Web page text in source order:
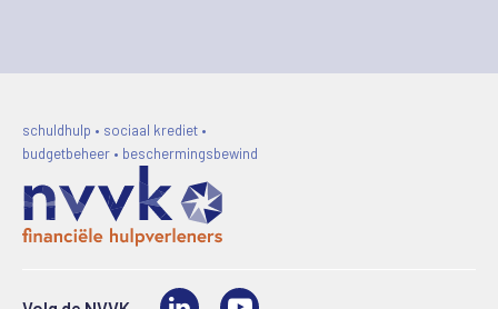
schuldhulp • sociaal krediet •
budgetbeheer • beschermingsbewind
LinkedIn